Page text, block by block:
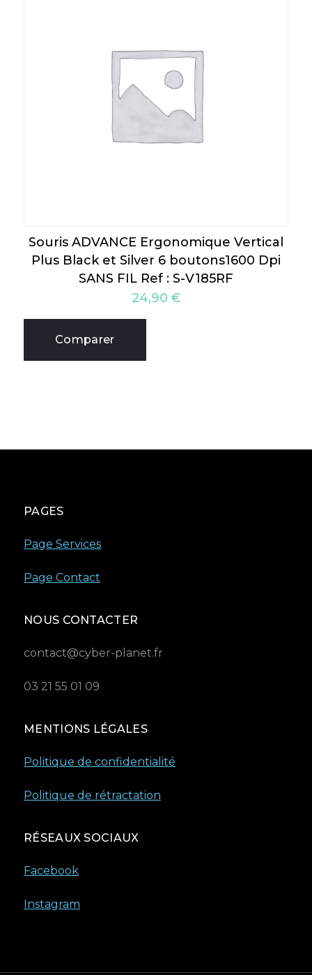
Souris ADVANCE Ergonomique Vertical
Plus Black et Silver 6 boutons1600 Dpi
SANS FIL Ref : S-V185RF
24,90 €
Comparer
PAGES
Page Services
Page Contact
NOUS CONTACTER
contact@cyber-planet.fr
03 21 55 01 09
MENTIONS LÉGALES
Politique de confidentialité
Politique de rétractation
RÉSEAUX SOCIAUX
Facebook
Instagram